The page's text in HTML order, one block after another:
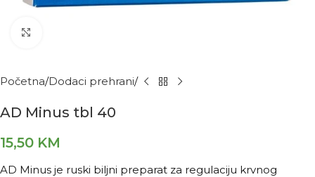
Početna Dodaci prehrani
AD Minus tbl 40
15,50 KM
AD Minus je ruski biljni preparat za regulaciju krvnog